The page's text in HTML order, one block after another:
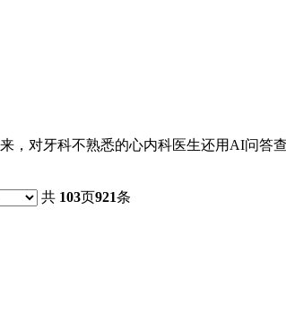
，对牙科不熟悉的心内科医生还用AI问答
共 103页921条